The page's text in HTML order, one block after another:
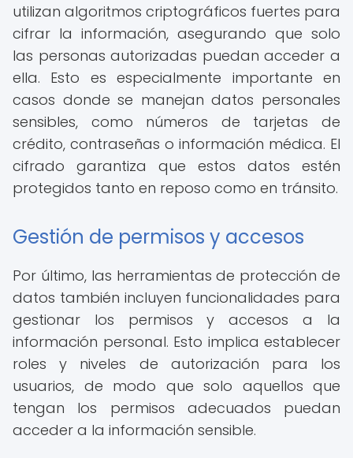
utilizan algoritmos criptográficos fuertes para
cifrar la información, asegurando que solo
las personas autorizadas puedan acceder a
ella. Esto es especialmente importante en
casos donde se manejan datos personales
sensibles, como números de tarjetas de
crédito, contraseñas o información médica. El
cifrado garantiza que estos datos estén
protegidos tanto en reposo como en tránsito.
Gestión de permisos y accesos
Por último, las herramientas de protección de
datos también incluyen funcionalidades para
gestionar los permisos y accesos a la
información personal. Esto implica establecer
roles y niveles de autorización para los
usuarios, de modo que solo aquellos que
tengan los permisos adecuados puedan
acceder a la información sensible.